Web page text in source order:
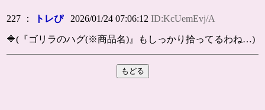
227 ： トレぴ2026/01/24 07:06:12ID:KcUemEvj/A
🔷(『ゴリラのハグ(※商品名)』もしっかり拾ってるわね…)